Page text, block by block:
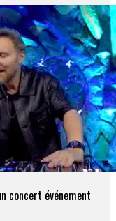
concert événement